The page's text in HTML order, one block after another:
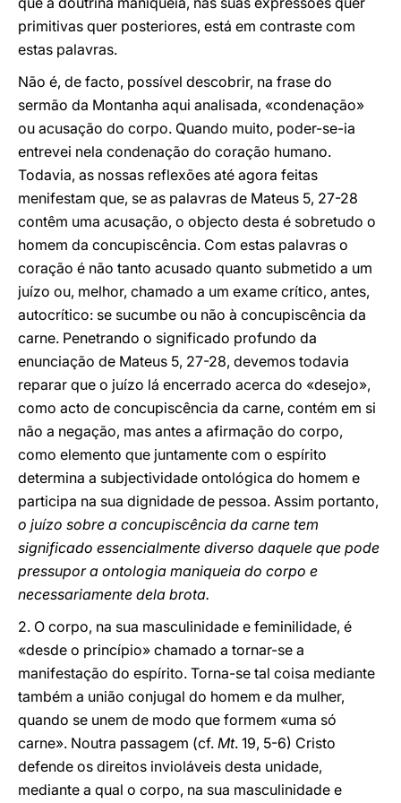
primitivas quer posteriores, está em contraste com
estas palavras.
Não é, de facto, possível descobrir, na frase do
sermão da Montanha aqui analisada, «condenação»
ou acusação do corpo. Quando muito, poder-se-ia
entrevei nela condenação do coração humano.
Todavia, as nossas reflexões até agora feitas
menifestam que, se as palavras de Mateus 5, 27-28
contêm uma acusação, o objecto desta é sobretudo o
homem da concupiscência. Com estas palavras o
coração é não tanto acusado quanto submetido a um
juízo ou, melhor, chamado a um exame crítico, antes,
autocrítico: se sucumbe ou não à concupiscência da
carne. Penetrando o significado profundo da
enunciação de Mateus 5, 27-28, devemos todavia
reparar que o juízo lá encerrado acerca do «desejo»,
como acto de concupiscência da carne, contém em si
não a negação, mas antes a afirmação do corpo,
como elemento que juntamente com o espírito
determina a subjectividade ontológica do homem e
participa na sua dignidade de pessoa. Assim portanto,
o juízo sobre a concupiscência da carne tem
significado essencialmente diverso daquele que pode
pressupor a ontologia maniqueia do corpo e
necessariamente dela brota.
2. O corpo, na sua masculinidade e feminilidade, é
«desde o princípio» chamado a tornar-se a
manifestação do espírito. Torna-se tal coisa mediante
também a união conjugal do homem e da mulher,
quando se unem de modo que formem «uma só
carne». Noutra passagem (cf. Mt. 19, 5-6) Cristo
defende os direitos invioláveis desta unidade,
mediante a qual o corpo, na sua masculinidade e